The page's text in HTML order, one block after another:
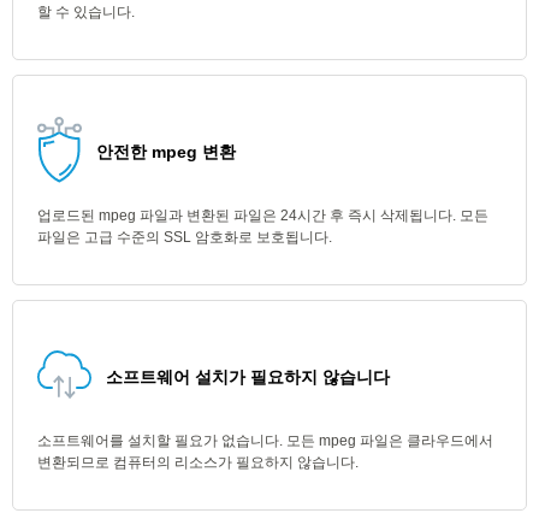
할 수 있습니다.
안전한 mpeg 변환
업로드된 mpeg 파일과 변환된 파일은 24시간 후 즉시 삭제됩니다. 모든
파일은 고급 수준의 SSL 암호화로 보호됩니다.
소프트웨어 설치가 필요하지 않습니다
소프트웨어를 설치할 필요가 없습니다. 모든 mpeg 파일은 클라우드에서
변환되므로 컴퓨터의 리소스가 필요하지 않습니다.